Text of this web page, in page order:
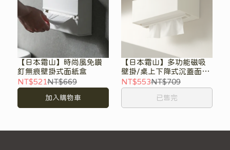
【日本霜山】時尚風免鑽
釘無痕壁掛式面紙盒
NT$521NT$669
加入購物車
【日本霜山】多功能磁吸
壁掛/桌上下降式沉蓋面紙
盒
NT$553NT$709
已售完